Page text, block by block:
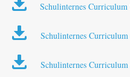
Schulinternes Curriculum
Schulinternes Curriculum
Schulinternes Curriculum